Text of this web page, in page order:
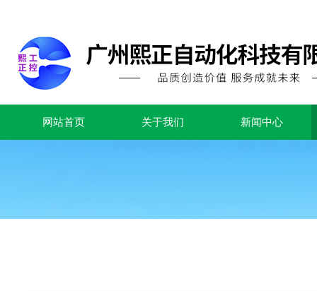
网站首页 关于我们 新闻中心